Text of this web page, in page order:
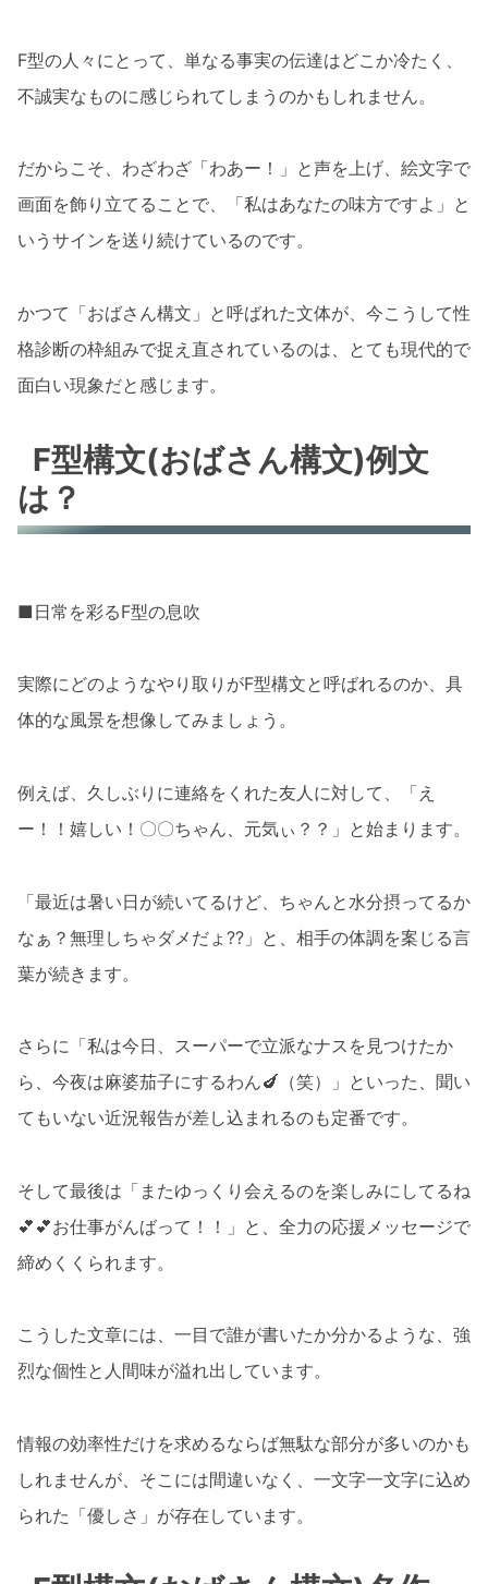
F型の人々にとって、単なる事実の伝達はどこか冷たく、
不誠実なものに感じられてしまうのかもしれません。
だからこそ、わざわざ「わあー！」と声を上げ、絵文字で
画面を飾り立てることで、「私はあなたの味方ですよ」と
いうサインを送り続けているのです。
かつて「おばさん構文」と呼ばれた文体が、今こうして性
格診断の枠組みで捉え直されているのは、とても現代的で
面白い現象だと感じます。
F型構文(おばさん構文)例文
は？
■日常を彩るF型の息吹
実際にどのようなやり取りがF型構文と呼ばれるのか、具
体的な風景を想像してみましょう。
例えば、久しぶりに連絡をくれた友人に対して、「え
ー！！嬉しい！〇〇ちゃん、元気ぃ？？」と始まります。
「最近は暑い日が続いてるけど、ちゃんと水分摂ってるか
なぁ？無理しちゃダメだょ??」と、相手の体調を案じる言
葉が続きます。
さらに「私は今日、スーパーで立派なナスを見つけたか
ら、今夜は麻婆茄子にするわん🍆（笑）」といった、聞い
てもいない近況報告が差し込まれるのも定番です。
そして最後は「またゆっくり会えるのを楽しみにしてるね
💕💕お仕事がんばって！！」と、全力の応援メッセージで
締めくくられます。
こうした文章には、一目で誰が書いたか分かるような、強
烈な個性と人間味が溢れ出しています。
情報の効率性だけを求めるならば無駄な部分が多いのかも
しれませんが、そこには間違いなく、一文字一文字に込め
られた「優しさ」が存在しています。